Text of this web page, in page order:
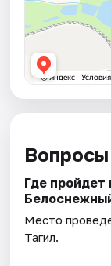
Где
Место
Тагил.